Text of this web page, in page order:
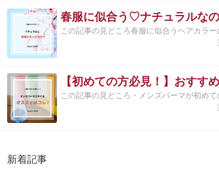
この記事の見どころ春服に似合うヘアカラー
この記事の見どころ・メンズパーマが初め
新着記事